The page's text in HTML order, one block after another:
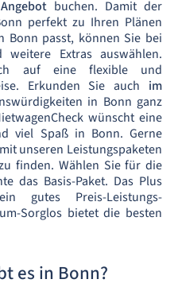
buchen. Damit der
perfekt zu Ihren Plänen
Bonn passt, können Sie bei
Extras auswählen.
auf eine flexible und
Erkunden Sie auch im
in Bonn ganz
wünscht eine
viel Spaß in Bonn. Gerne
unseren Leistungspaketen
finden. Wählen Sie für die
das Basis-Paket. Das Plus
gutes Preis-Leistungs-
Sorglos bietet die besten
es in Bonn?